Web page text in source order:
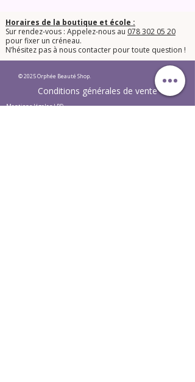
Horaires de la boutique et école :
Sur rendez-vous : Appelez-nous au 078 302 05 20
pour fixer un créneau.
​N’hésitez pas à nous contacter pour toute question !​
© 2025 Orphée Beauté Shop.
Conditions générales de vente
Mentions légales LPD